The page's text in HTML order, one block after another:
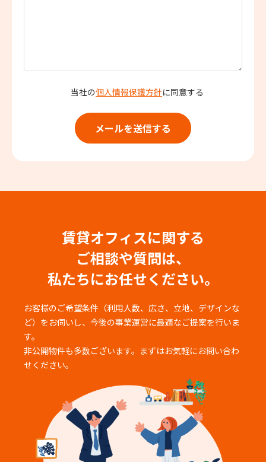
当社の個人情報保護方針に同意する
賃貸オフィスに関する
ご相談や質問は、
私たちにお任せください。
お客様のご希望条件（利用人数、広さ、立地、デザインな
ど）をお伺いし、 今後の事業運営に最適なご提案を行いま
す。
非公開物件も多数ございます。まずはお気軽にお問い合わ
せください。